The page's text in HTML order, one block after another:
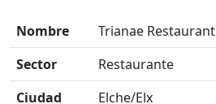
Nombre
Trianae Restaurant
Sector
Restaurante
Ciudad
Elche/Elx